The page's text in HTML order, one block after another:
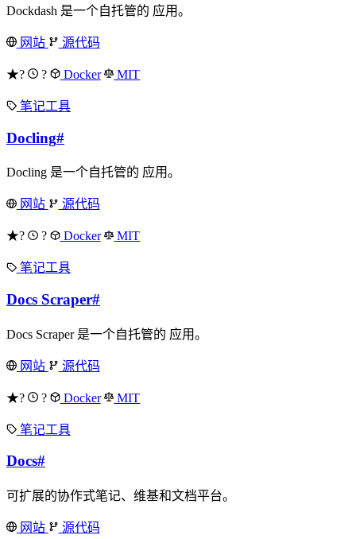
Dockdash 是一个自托管的 应用。
网站 源代码
★? ? Docker MIT
笔记工具
Docling#
Docling 是一个自托管的 应用。
网站 源代码
★? ? Docker MIT
笔记工具
Docs Scraper#
Docs Scraper 是一个自托管的 应用。
网站 源代码
★? ? Docker MIT
笔记工具
Docs#
可扩展的协作式笔记、维基和文档平台。
网站 源代码